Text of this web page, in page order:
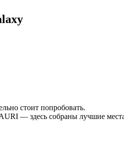
стоит попробовать.
— здесь собраны лучшие